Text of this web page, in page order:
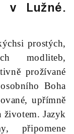
v Lužné.
prostých,
modliteb,
prožívané
Boha
upřímně
životem. Jazyk
připomene